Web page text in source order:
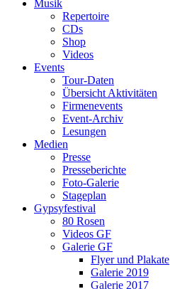
Musik
Repertoire
CDs
Shop
Videos
Events
Tour-Daten
Übersicht Aktivitäten
Firmenevents
Event-Archiv
Lesungen
Medien
Presse
Presseberichte
Foto-Galerie
Stageplan
Gypsyfestival
80 Rosen
Videos GF
Galerie GF
Flyer und Plakate
Galerie 2019
Galerie 2017